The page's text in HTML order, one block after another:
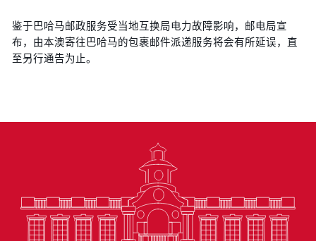
鉴于巴哈马邮政服务受当地互换局电力故障影响，邮电局宣
布，由本澳寄往巴哈马的包裹邮件派递服务将会有所延误，直
至另行通告为止。